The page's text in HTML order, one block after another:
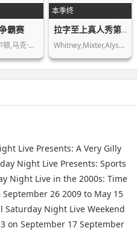
霸赛
安德鲁·诺尔顿,马克·贝斯特,格兰特·…
本季终
拉字至上真人秀第一季
Whitney,Mixter,Alyssa,Morgan,Kacy,Bo…
Live Presents: A Very Gilly
Night Live Presents: Sports
Night Live in the 2000s: Time
26 2009 to May 15
Saturday Night Live Weekend
on September 17 September